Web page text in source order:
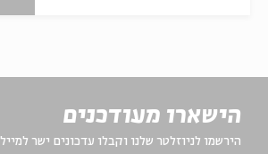
הישארו מעודכנים
הירשמו לניוזלטר שלנו וקבלו עדכונים ישר למייל